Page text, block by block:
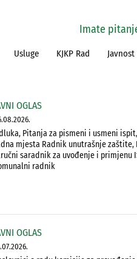
Imate
Usluge KJKP Rad
OGLAS
Pitanja za pismeni i usmeni
mjesta Radnik unutrašnje
saradnik za uvođenje i primjenu
radnik
OGLAS